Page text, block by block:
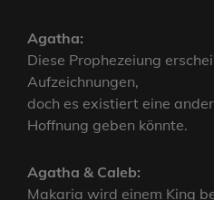
Agatha:
Diese Prophezeiung
Aufzeichnungen,
doch es existiert eine
Hoffnung geben könnte.
Agatha & Caleb:
Makaria wird einem King